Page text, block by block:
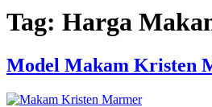
Tag: Harga
Model Makam Kristen